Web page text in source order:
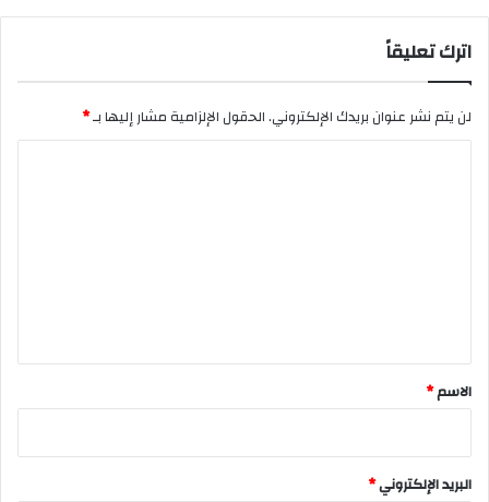
اترك تعليقاً
لن يتم نشر عنوان بريدك الإلكتروني.الحقول الإلزامية مشار إليها بـ*
*
الاسم*
البريد الإلكتروني*